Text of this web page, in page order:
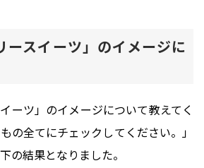
ースイーツ」のイメージに
ーツ」のイメージについて教えてく
の全てにチェックしてください。」
の結果となりました。